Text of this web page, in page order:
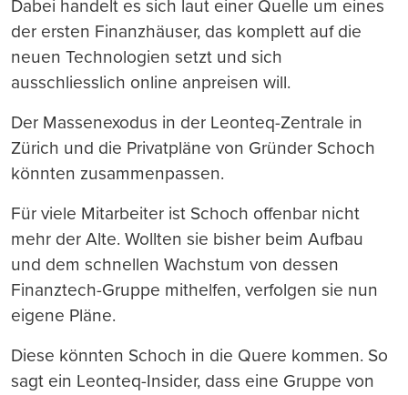
Dabei handelt es sich laut einer Quelle um eines
der ersten Finanzhäuser, das komplett auf die
neuen Technologien setzt und sich
ausschliesslich online anpreisen will.
Der Massenexodus in der Leonteq-Zentrale in
Zürich und die Privatpläne von Gründer Schoch
könnten zusammenpassen.
Für viele Mitarbeiter ist Schoch offenbar nicht
mehr der Alte. Wollten sie bisher beim Aufbau
und dem schnellen Wachstum von dessen
Finanztech-Gruppe mithelfen, verfolgen sie nun
eigene Pläne.
Diese könnten Schoch in die Quere kommen. So
sagt ein Leonteq-Insider, dass eine Gruppe von